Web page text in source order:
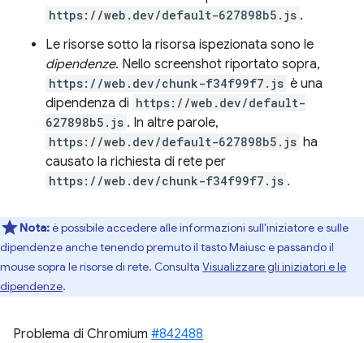
https://web.dev/default-627898b5.js .
Le risorse sotto la risorsa ispezionata sono le
dipendenze. Nello screenshot riportato sopra,
https://web.dev/chunk-f34f99f7.js è una
dipendenza di https://web.dev/default-
627898b5.js . In altre parole,
https://web.dev/default-627898b5.js ha
causato la richiesta di rete per
https://web.dev/chunk-f34f99f7.js .
Nota:è possibile accedere alle informazioni sull'iniziatore e sulle
dipendenze anche tenendo premuto il tasto Maiusc e passando il
mouse sopra le risorse di rete. Consulta Visualizzare gli iniziatori e le
dipendenze.
Problema di Chromium #842488